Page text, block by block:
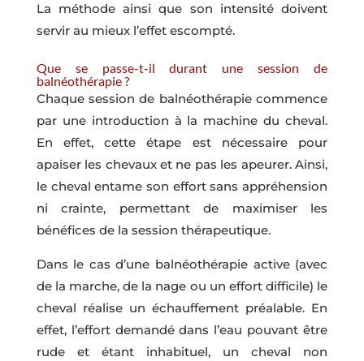
La méthode ainsi que son intensité doivent
servir au mieux l’effet escompté.
Que se passe-t-il durant une session de
balnéothérapie ?
Chaque session de balnéothérapie commence
par une introduction à la machine du cheval.
En effet, cette étape est nécessaire pour
apaiser les chevaux et ne pas les apeurer. Ainsi,
le cheval entame son effort sans appréhension
ni crainte, permettant de maximiser les
bénéfices de la session thérapeutique.
Dans le cas d’une balnéothérapie active (avec
de la marche, de la nage ou un effort difficile) le
cheval réalise un échauffement préalable. En
effet, l’effort demandé dans l’eau pouvant être
rude et étant inhabituel, un cheval non